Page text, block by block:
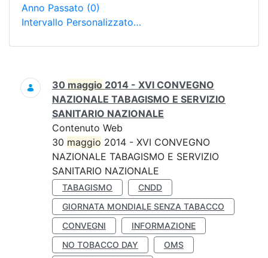
Anno Passato (0)
Intervallo Personalizzato…
Ricerca
30 maggio 2014 - XVI CONVEGNO
NAZIONALE TABAGISMO E SERVIZIO
SANITARIO NAZIONALE
Contenuto Web
30 maggio 2014 - XVI CONVEGNO
NAZIONALE TABAGISMO E SERVIZIO
SANITARIO NAZIONALE
TABAGISMO
CNDD
GIORNATA MONDIALE SENZA TABACCO
CONVEGNI
INFORMAZIONE
NO TOBACCO DAY
OMS